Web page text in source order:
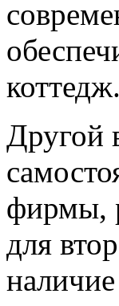
коттедж.
Другой
фирмы,
для